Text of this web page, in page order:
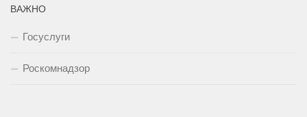
ВАЖНО
Госуслуги
Роскомнадзор